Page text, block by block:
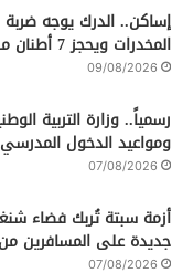
إساكن.. الدرك يوجه
المخدرات ويحجز 7 أطنان من الشيرا
09/08/2026
رسمياً.. وزارة التربية
ومواعيد الدخول المدرسي 2026-2027
07/08/2026
أزمة سبتة تُربك فضاء
جديدة على المسافرين من
07/08/2026